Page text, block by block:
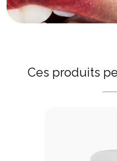
Ces produits